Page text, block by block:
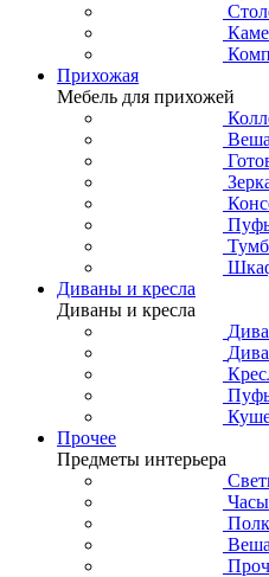
Прихожая
Мебель для прихожей
Диваны и кресла
Диваны и кресла
Прочее
Предметы интерьера